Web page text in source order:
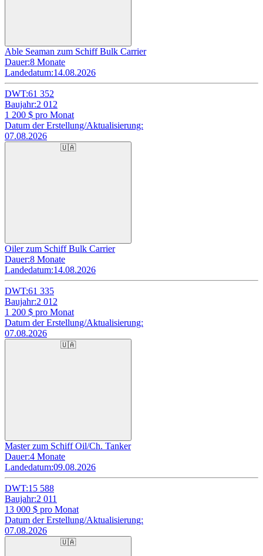
Able Seaman zum Schiff Bulk Carrier
Dauer:8 Monate
Landedatum:14.08.2026
DWT:61 352
Baujahr:2 012
1 200 $ pro Monat
Datum der Erstellung/Aktualisierung:
07.08.2026
🇺🇦
Oiler zum Schiff Bulk Carrier
Dauer:8 Monate
Landedatum:14.08.2026
DWT:61 335
Baujahr:2 012
1 200 $ pro Monat
Datum der Erstellung/Aktualisierung:
07.08.2026
🇺🇦
Master zum Schiff Oil/Ch. Tanker
Dauer:4 Monate
Landedatum:09.08.2026
DWT:15 588
Baujahr:2 011
13 000 $ pro Monat
Datum der Erstellung/Aktualisierung:
07.08.2026
🇺🇦